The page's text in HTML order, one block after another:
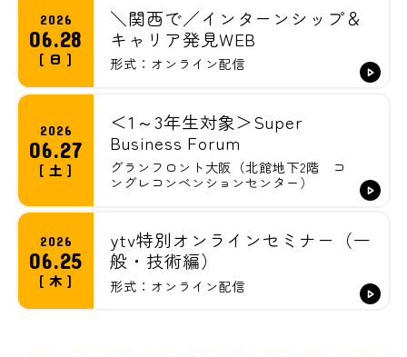
2026.06.18
日テレ系基幹4局（FYCS）コラボセミナー開催
決定！ご予約受付中です！
2026.06.03
インターン（制作コース・報道コース・技術ICT
コース後期募集）の情報を公開しました！
ytv特別オンラインセミナー（一般・技術編）開
催決定！ご予約受付中です！
2026
06.28
[ 日 ]
＼関西で／インターンシップ＆
キャリア発見WEB
形式：オンライン配信
2026
06.27
[ 土 ]
＜1～3年生対象＞Super
Business Forum
グランフロント大阪（北館地下2階 コ
ングレコンベンションセンター）
2026
06.25
[ 木 ]
ytv特別オンラインセミナー（一
般・技術編）
形式：オンライン配信